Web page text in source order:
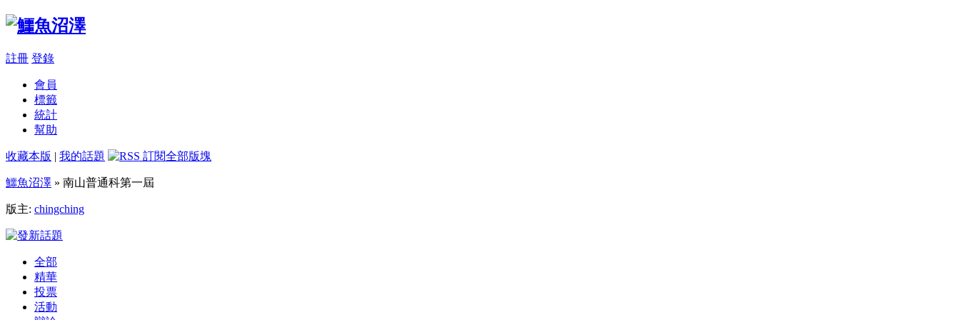
註冊 登錄
會員
標籤
統計
幫助
收藏本版 | 我的話題
鱷魚沼澤 » 南山普通科第一屆
版主: chingching
全部
精華
投票
活動